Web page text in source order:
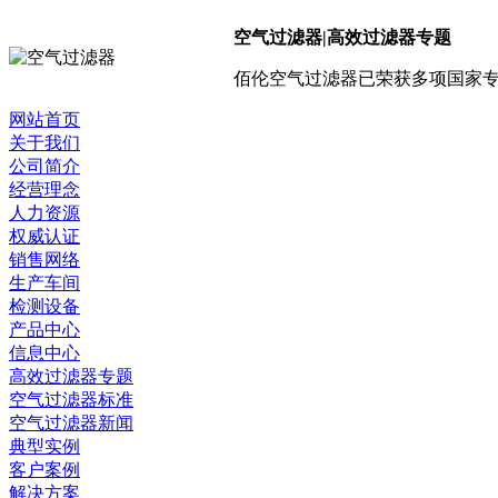
空气过滤器|高效过滤器专题
佰伦空气过滤器已荣获多项国家
网站首页
关于我们
公司简介
经营理念
人力资源
权威认证
销售网络
生产车间
检测设备
产品中心
信息中心
高效过滤器专题
空气过滤器标准
空气过滤器新闻
典型实例
客户案例
解决方案